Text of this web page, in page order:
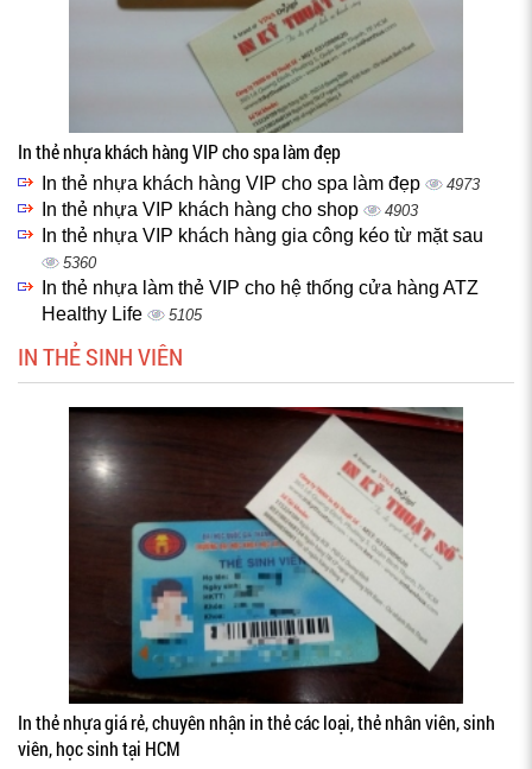
In thẻ nhựa khách hàng VIP cho spa làm đẹp
In thẻ nhựa khách hàng VIP cho spa làm đẹp 4973
In thẻ nhựa VIP khách hàng cho shop 4903
In thẻ nhựa VIP khách hàng gia công kéo từ mặt sau
5360
In thẻ nhựa làm thẻ VIP cho hệ thống cửa hàng ATZ
Healthy Life
5105
IN THẺ SINH VIÊN
In thẻ nhựa giá rẻ, chuyên nhận in thẻ các loại, thẻ nhân viên, sinh
viên, học sinh tại HCM